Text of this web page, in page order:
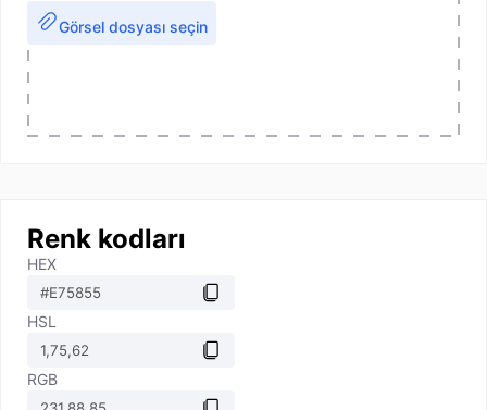
Görsel dosyası seçin
Renk kodları
HEX
HSL
RGB